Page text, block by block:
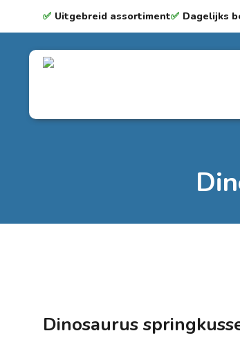
✅ Uitgebreid assortiment✅ Dagelijks
Dinosaurus